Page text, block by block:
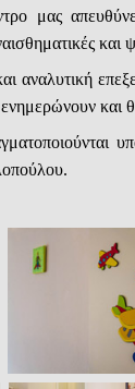
μας
και
αναλυτική
και